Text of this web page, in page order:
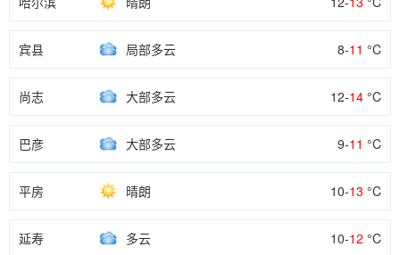
宾县 局部多云 8-11 °C
尚志 大部多云 12-14 °C
巴彦 大部多云 9-11 °C
平房 晴朗 10-13 °C
延寿 多云 10-12 °C